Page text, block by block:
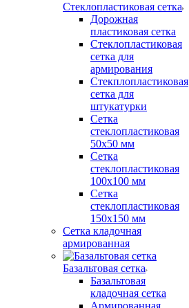
Стеклопластиковая сетка
Дорожная
пластиковая сетка
Стеклопластиковая
сетка для
армирования
Стекплопластиковая
сетка для
штукатурки
Сетка
стеклопластиковая
50x50 мм
Сетка
стеклопластиковая
100x100 мм
Сетка
стеклопластиковая
150x150 мм
Сетка кладочная
армированная
Базальтовая сетка
Базальтовая
кладочная сетка
Армированная